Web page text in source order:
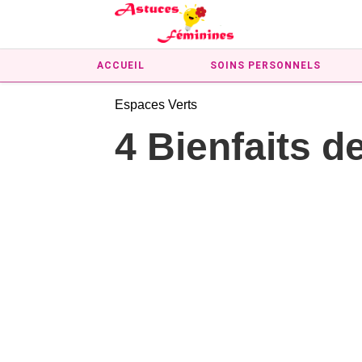
ACCUEIL SOINS PERSONNELS
Espaces Verts
4 Bienfaits